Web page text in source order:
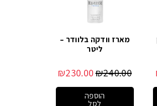
מארז וודקה בלוודר –
ליטר
₪240.00
₪230.00
הוספה
לסל